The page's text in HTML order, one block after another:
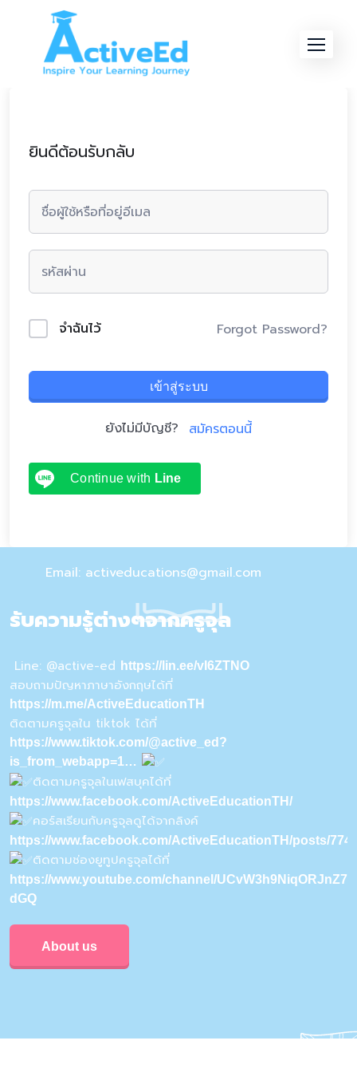
content
ยินดีต้อนรับกลับ
จำฉันไว้ Forgot Password?
เข้าสู่ระบบ
ยังไม่มีบัญชี? สมัครตอนนี้
Continue with Line
Email: activeducations@gmail.com
รับความรู้ต่างๆจากครูจุล
Line: @active-ed https://lin.ee/vI6ZTNO
สอบถามปัญหาภาษาอังกฤษได้ที่
https://m.me/ActiveEducationTH
ติดตามครูจุลใน tiktok ได้ที่
https://www.tiktok.com/@active_ed?
is_from_webapp=1…
ติดตามครูจุลในเฟสบุคได้ที่
https://www.facebook.com/ActiveEducationTH/
คอร์สเรียนกับครูจุลดูได้จากลิงค์
https://www.facebook.com/ActiveEducationTH/posts/
ติดตามช่องยูทูปครูจุลได้ที่
https://www.youtube.com/channel/
dGQ
About us